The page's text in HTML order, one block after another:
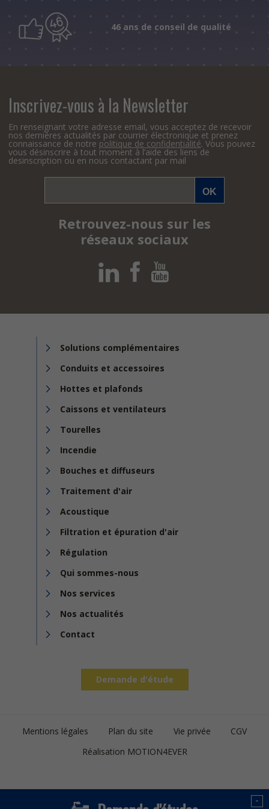
46 ans de conseil de qualité
Inscrivez-vous à la Newsletter
En renseignant votre adresse email, vous acceptez de recevoir
nos dernières actualités par courrier électronique et prenez
connaissance de notre politique de confidentialité. Vous pouvez
vous désinscrire à tout moment à l’aide des liens de
desinscription ou en nous contactant par mail
Retrouvez-nous sur les
réseaux sociaux
Solutions complémentaires
Conduits et accessoires
Hottes et plafonds
Caissons et ventilateurs
Tourelles
Incendie
Bouches et diffuseurs
Traitement d'air
Acoustique
Filtration et épuration d'air
Régulation
Qui sommes-nous
Nos services
Nos actualités
Contact
Demande d'étude
Footer
Mentions légales Plan du site Vie privée
CGV
Réalisation MOTION4EVER
-